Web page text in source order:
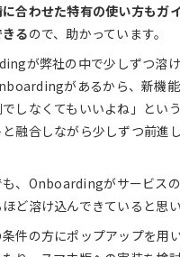
合わせた特有の使い方もガ
るので、助かっています。
が弊社の中で少しずつ溶
があるから、新機
しなくてもいいよね」とい
融合しながら少しずつ前進
も、Onboardingがサービス
ど溶け込んできていると思い
件の方にポップアップを用